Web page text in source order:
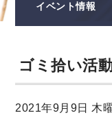
イベント情報
ゴミ拾い活
2021年9月9日 木